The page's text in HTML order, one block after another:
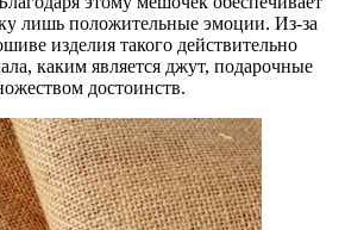
лишь положительные эмоции. Из-за
изделия такого действительно
каким является джут, подарочные
достоинств.